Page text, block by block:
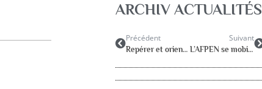
ARCHIV ACTUALITÉS
Précédent
Repérer et orienter les élèves en situation de souffrance psychique
Suivant
L’AFPEN se mobilise en cette période de crise sanitaire